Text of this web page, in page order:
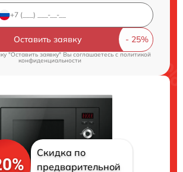
Оставить заявку
"Оставить заявку" Вы соглашаетесь cполитикой
конфиденциальности
Скидка по
предварительной